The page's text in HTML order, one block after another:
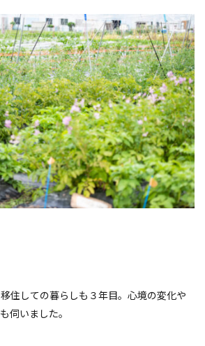
住しての暮らしも３年目。心境の変化や
伺いました。